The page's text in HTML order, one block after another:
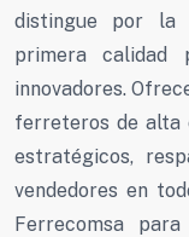
distingue por la
primera calidad
innovadores.
ferreteros de alta
estratégicos,
vendedores en
Ferrecomsa